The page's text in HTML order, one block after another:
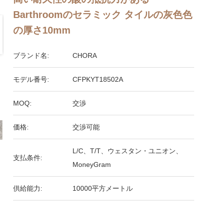
Barthroomのセラミック タイルの灰色色
の厚さ10mm
ブランド名: CHORA
モデル番号: CFPKYT18502A
MOQ: 交渉
価格: 交渉可能
支払条件:
L/C、T/T、ウェスタン・ユニオン、
MoneyGram
供給能力: 10000平方メートル